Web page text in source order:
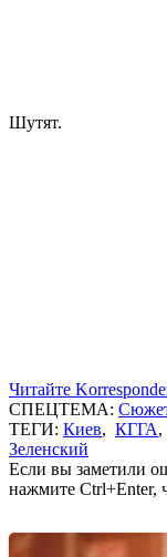
Шутят.
Читайте
СПЕЦТЕМА:
ТЕГИ: Киев, КГГА,
Зеленский
Если вы заметили
нажмите Ctrl+Enter,